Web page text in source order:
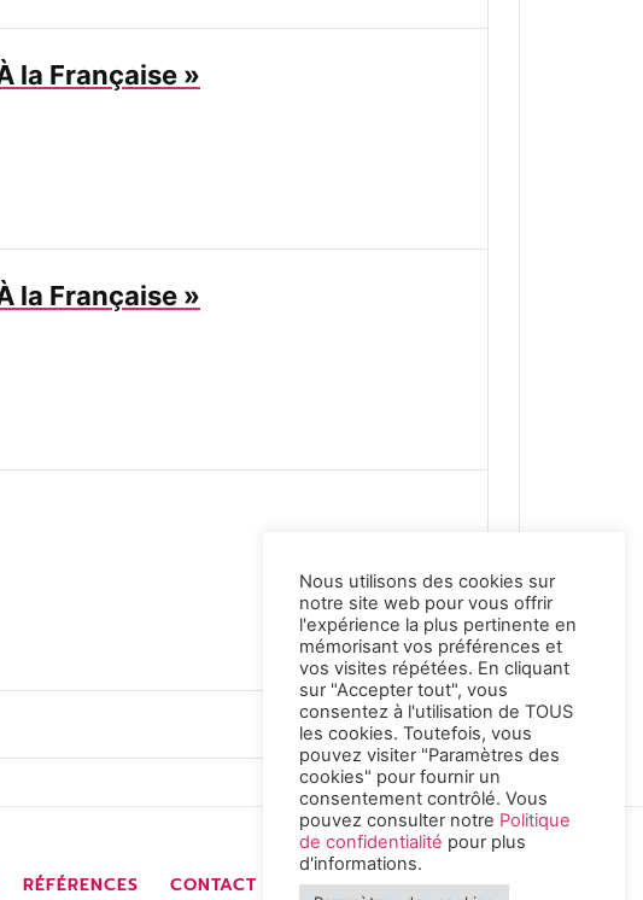
la Française »
la Française »
RÉFÉRENCES CONTACT ESPACE PRO
Nous utilisons des cookies sur
notre site web pour vous offrir
l'expérience la plus pertinente en
mémorisant vos préférences et
vos visites répétées. En cliquant
sur "Accepter tout", vous
consentez à l'utilisation de TOUS
les cookies. Toutefois, vous
pouvez visiter "Paramètres des
cookies" pour fournir un
consentement contrôlé. Vous
pouvez consulter notre Politique
de confidentialité pour plus
d'informations.